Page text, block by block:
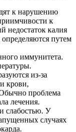
к нарушению
к
недостаток калия
путем
иммунитета.
из-за
крови,
проблема
лечения.
слабостью. У
случаях